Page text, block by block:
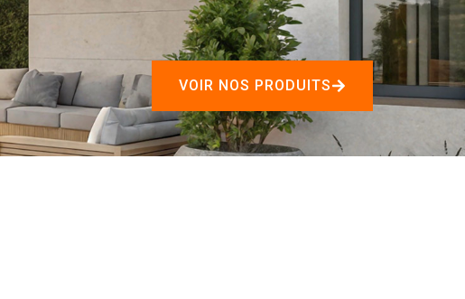
VOIR NOS PRODUITS